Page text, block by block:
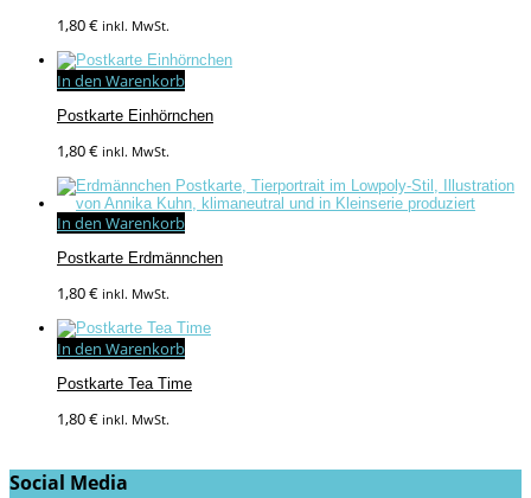
1,80€ inkl. MwSt.
In den Warenkorb
Postkarte Einhörnchen
1,80€ inkl. MwSt.
In den Warenkorb
Postkarte Erdmännchen
1,80€ inkl. MwSt.
In den Warenkorb
Postkarte Tea Time
1,80€ inkl. MwSt.
Social Media